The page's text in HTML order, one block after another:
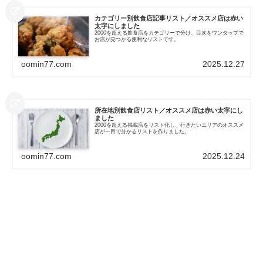
カテゴリー別飲食店記事リスト／オススメ店は赤い
太字にしました
2000を超える飲食店をカテゴリーで分け、目次をワンタップで
お店が見つかる便利なリストです。
oomin77.com 2025.12.27
所在地別飲食店リスト／オススメ店は赤い太字にし
ました
2000を超える掲載店をリスト化し、行きたいエリアのオススメ
店が一目で分かるリストを作りました。
oomin77.com 2025.12.24